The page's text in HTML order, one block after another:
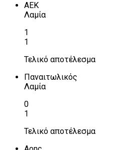
ΑΕΚ
Λαμία
1
1
Τελικό αποτέλεσμα
Παναιτωλικός
Λαμία
0
1
Τελικό αποτέλεσμα